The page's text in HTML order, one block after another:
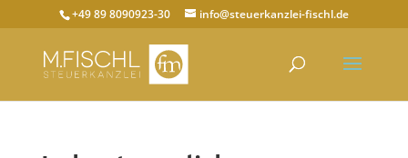
+49 89 8090923-30 info@steuerkanzlei-fischl.de